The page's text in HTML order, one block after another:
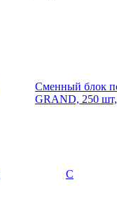
Сменный блок
GRAND, 250
С